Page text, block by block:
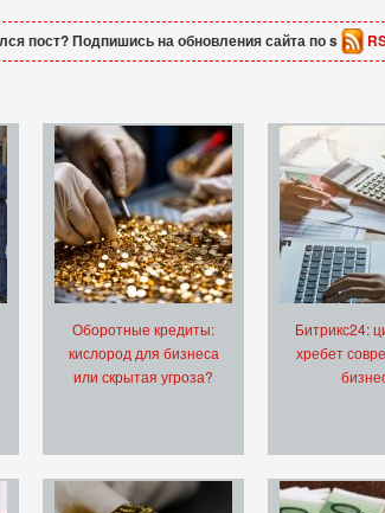
пост? Подпишись на обновления сайта по s
Оборотные кредиты:
кислород для бизнеса
или скрытая угроза?
Битрикс24:
хребет